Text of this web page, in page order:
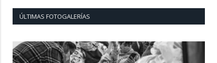
ÚLTIMAS FOTOGALERÍAS